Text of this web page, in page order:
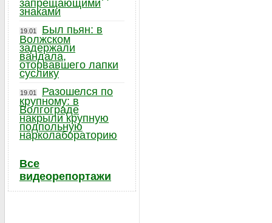
запрещающими
знаками
19.01
Был пьян: в
Волжском
задержали
вандала,
оторвавшего лапки
суслику
19.01
Разошелся по
крупному: в
Волгограде
накрыли крупную
подпольную
нарколабораторию
Все
видеорепортажи